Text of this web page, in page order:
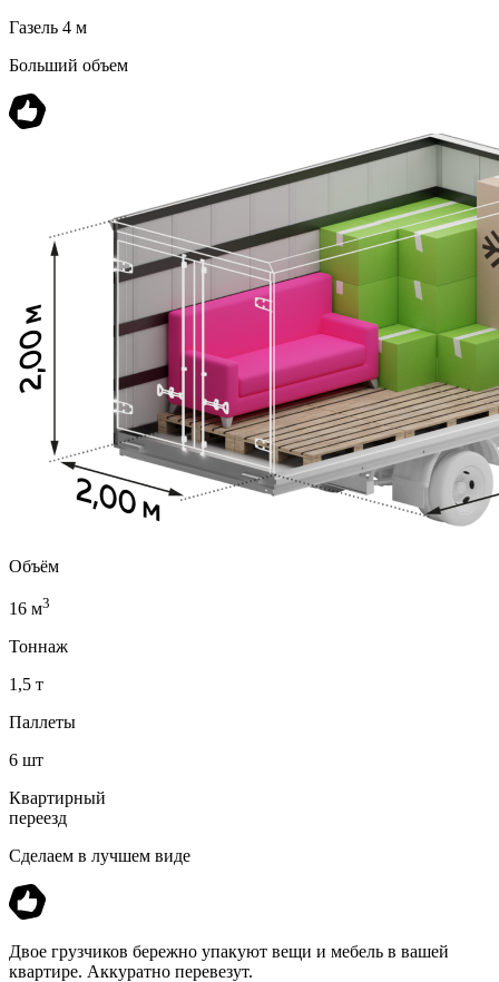
Газель 4 м
Больший объем
Объём
16 м3
Тоннаж
1,5 т
Паллеты
6 шт
Квартирный
переезд
Сделаем в лучшем виде
Двое грузчиков бережно упакуют вещи и мебель в вашей
квартире. Аккуратно перевезут.